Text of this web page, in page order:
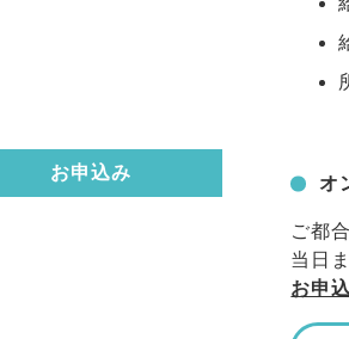
お申込み オ
ご都
当日
お申